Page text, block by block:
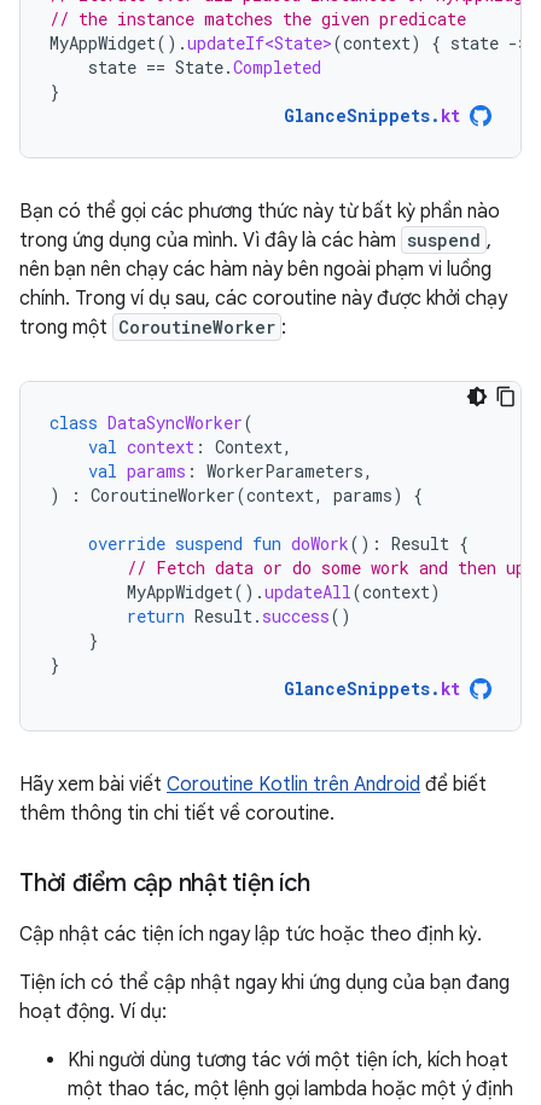
// the instance matches the given predicate
MyAppWidget().updateIf<State>(context) { state -
state == State.Completed
}
GlanceSnippets. kt
Bạn có thể gọi các phương thức này từ bất kỳ phần nào
trong ứng dụng của mình. Vì đây là các hàm suspend ,
nên bạn nên chạy các hàm này bên ngoài phạm vi luồng
chính. Trong ví dụ sau, các coroutine này được khởi chạy
trong một CoroutineWorker :
class DataSyncWorker(
val context : Context,
val params : WorkerParameters,
)
: CoroutineWorker(context, params) {
override suspend fun doWork(): Result {
// Fetch data or do some work and then
MyAppWidget().updateAll(context)
return Result. success()
}
}
GlanceSnippets. kt
Hãy xem bài viết Coroutine Kotlin trên Android để biết
thêm thông tin chi tiết về coroutine.
Thời điểm cập nhật tiện ích
Cập nhật các tiện ích ngay lập tức hoặc theo định kỳ.
Tiện ích có thể cập nhật ngay khi ứng dụng của bạn đang
hoạt động. Ví dụ:
Khi người dùng tương tác với một tiện ích, kích hoạt
một thao tác, một lệnh gọi lambda hoặc một ý định